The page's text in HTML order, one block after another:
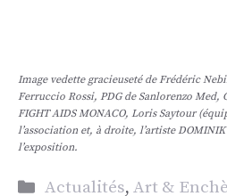
Image vedette gracieuseté de Frédéric
Ferruccio Rossi, PDG de Sanlorenzo Med,
FIGHT AIDS MONACO, Loris Saytour
l’association et, à droite, l’artiste DOMINIK
l’exposition.
Catégories
Actualités,Art &